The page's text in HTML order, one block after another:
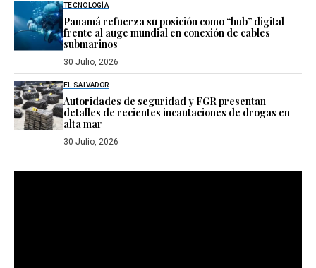
TECNOLOGÍA
Panamá refuerza su posición como “hub” digital
frente al auge mundial en conexión de cables
submarinos
30 Julio, 2026
EL SALVADOR
Autoridades de seguridad y FGR presentan
detalles de recientes incautaciones de drogas en
alta mar
30 Julio, 2026